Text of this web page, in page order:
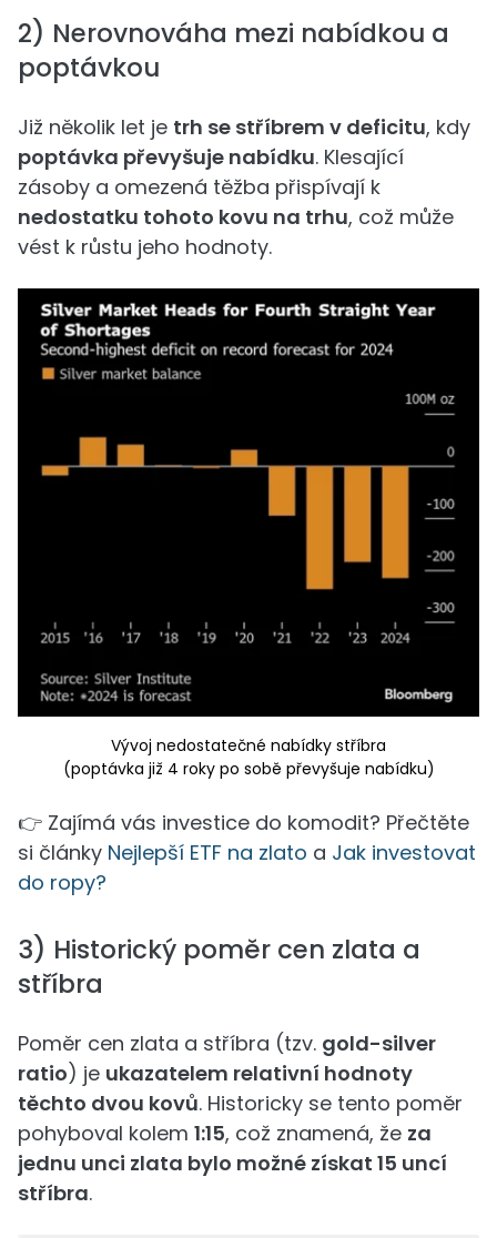
2) Nerovnováha mezi nabídkou a
poptávkou
Již několik let je trh se stříbrem v deficitu, kdy
poptávka převyšuje nabídku. Klesající
zásoby a omezená těžba přispívají k
nedostatku tohoto kovu na trhu, což může
vést k růstu jeho hodnoty.
Vývoj nedostatečné nabídky stříbra
(poptávka již 4 roky po sobě převyšuje nabídku)
👉 Zajímá vás investice do komodit? Přečtěte
si články Nejlepší ETF na zlato a Jak investovat
do ropy?
3) Historický poměr cen zlata a
stříbra
Poměr cen zlata a stříbra (tzv. gold-silver
ratio) je ukazatelem relativní hodnoty
těchto dvou kovů. Historicky se tento poměr
pohyboval kolem 1:15, což znamená, že za
jednu unci zlata bylo možné získat 15 uncí
stříbra.